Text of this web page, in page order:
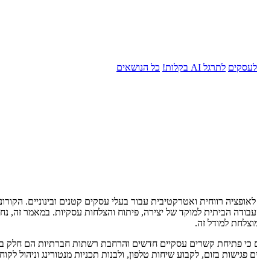
לעסקים לתרגל AI בקלות! כל הנושאים
רווחית ואטרקטיבית עבור בעלי עסקים קטנים ובינוניים.
הביתית למוקד של יצירה, פיתוח והצלחות עסקיות. במאמר
למודל זה.
כי פתיחת קשרים עסקיים חדשים והרחבת רשתות חברתיות הם
פגישות בזום, לקבוע שיחות טלפון, ולבנות תכניות מנטורינג